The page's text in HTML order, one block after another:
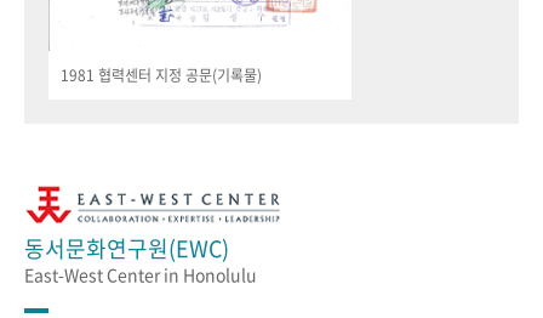
1981 협력센터 지정 공문(기록물)
동서문화연구원(EWC)
East-West Center in Honolulu